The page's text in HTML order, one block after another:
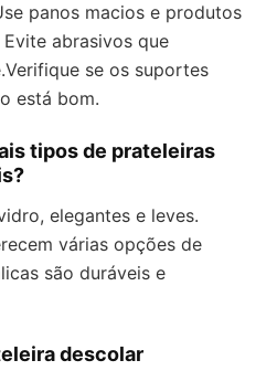
panos macios e produtos
abrasivos que
se os suportes
está bom.
tipos de prateleiras
elegantes e leves.
várias opções de
são duráveis e
descolar